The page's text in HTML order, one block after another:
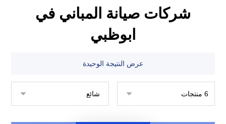
شركات صيانة المباني في
ابوظبي
عرض النتيجة الوحيدة